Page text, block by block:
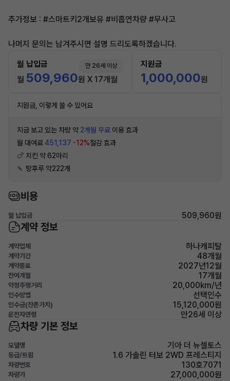
추가정보 : #스마트키2개보유 #비흡연차량 #무사고
나머지 문의는 남겨주시면 설명 드리도록하겠습니다.
월 납입금 만 26세 이상
월 509,960원 X 17개월
지원금
1,000,000원
지원금, 이렇게 쓸 수 있어요
지금 보고 있는 차량 약 2개월 무료 이용 효과
월 대여료451,137 -12%절감 효과
🍗 치킨 약 62마리
🍡 탕후루 약222개
비용
월 납입금 509,960원
계약 정보
계약업체 하나캐피탈
계약기간 48개월
계약종료 2027년12월
잔여개월 17개월
약정주행거리 20,000km/년
인수방법 선택인수
인수금(잔존가치) 15,120,000원
운전자연령 만26세 이상
차량 기본 정보
모델명 기아 더 뉴셀토스
등급/트림 1.6 가솔린 터보 2WD 프레스티지
차량번호 130호7071
차량가 27,000,000원